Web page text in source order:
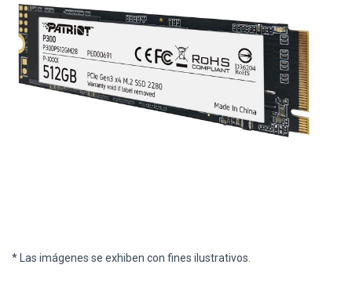
* Las imágenes se exhiben con fines ilustrativos.